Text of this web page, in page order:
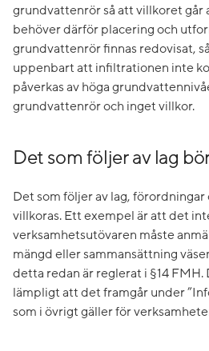
grundvattenrör så att villkoret går
behöver därför placering och
grundvattenrör finnas redovisat,
uppenbart att infiltrationen inte
påverkas av höga
grundvattenrör och inget villkor.
Det som följer av lag
Det som följer av lag,
villkoras. Ett exempel är att det
verksamhetsutövaren måste
mängd eller sammansättning
detta redan är reglerat i §14 FMH.
lämpligt att det framgår under
som i övrigt gäller för